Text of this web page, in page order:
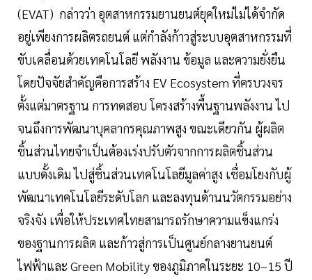
(EVAT) กล่าวว่า อุตสาหกรรมยานยนต์ยุคใหม่ไม่ได้จำกัด
อยู่เพียงการผลิตรถยนต์ แต่กำลังก้าวสู่ระบบอุตสาหกรรมที่
ขับเคลื่อนด้วยเทคโนโลยี พลังงาน ข้อมูล และความยั่งยืน
โดยปัจจัยสำคัญคือการสร้าง EV Ecosystem ที่ครบวงจร
ตั้งแต่มาตรฐาน การทดสอบ โครงสร้างพื้นฐานพลังงาน ไป
จนถึงการพัฒนาบุคลากรคุณภาพสูง ขณะเดียวกัน ผู้ผลิต
ชิ้นส่วนไทยจำเป็นต้องเร่งปรับตัวจากการผลิตชิ้นส่วน
แบบดั้งเดิม ไปสู่ชิ้นส่วนเทคโนโลยีมูลค่าสูง เชื่อมโยงกับผู้
พัฒนาเทคโนโลยีระดับโลก และลงทุนด้านนวัตกรรมอย่าง
จริงจัง เพื่อให้ประเทศไทยสามารถรักษาความแข็งแกร่ง
ของฐานการผลิต และก้าวสู่การเป็นศูนย์กลางยานยนต์
ไฟฟ้าและ Green Mobility ของภูมิภาคในระยะ 10–15 ปี